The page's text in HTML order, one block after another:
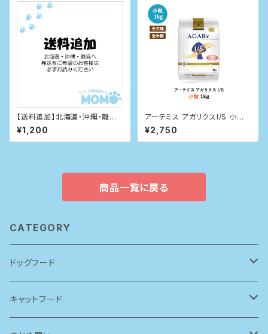
【送料追加】北海道・沖縄・離島
へ発送のお客様へ
¥1,200
アーテミス アガリクスI/S 小粒 1
kg
¥2,750
商品一覧に戻る
CATEGORY
ドッグフード
アーテミス(アガリクスI/S)
キャットフード